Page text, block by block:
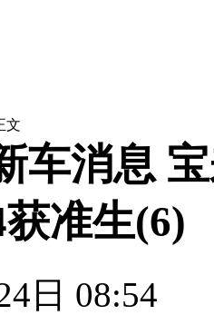
文
车消息
准生(6)
日 08:54